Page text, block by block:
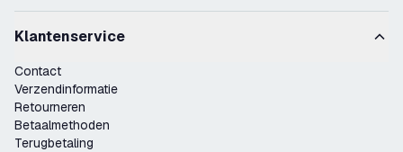
Klantenservice
Contact
Verzendinformatie
Retourneren
Betaalmethoden
Terugbetaling